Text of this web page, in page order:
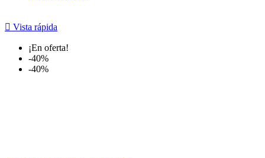
 Vista rápida
¡En oferta!
-40%
-40%